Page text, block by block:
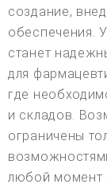
создание,
обеспечения.
станет
для
где
и складов.
ограничены
любой момент